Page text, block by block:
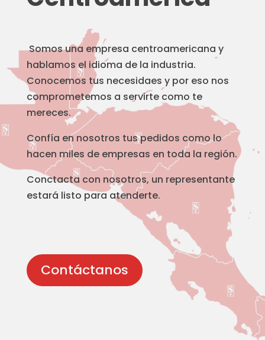
Somos una empresa centroamericana y
hablamos el idioma de la industria.
Conocemos tus necesidaes y por eso nos
comprometemos a servirte como te
mereces.
Confía en nosotros tus pedidos como lo
hacen miles de empresas en toda la región.
Conctacta con nosotros, un representante
estará listo para atenderte.
Contáctanos